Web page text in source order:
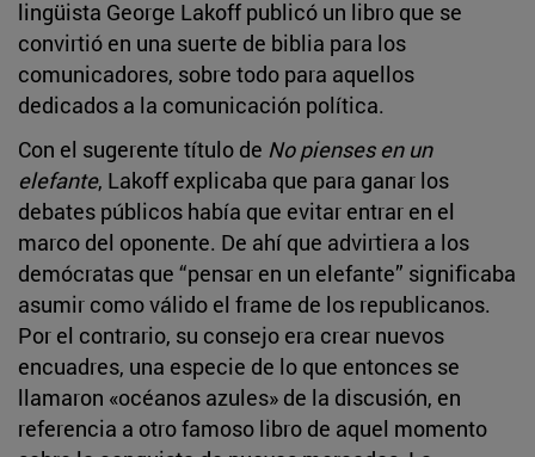
lingüista George Lakoff publicó un libro que se
convirtió en una suerte de biblia para los
comunicadores, sobre todo para aquellos
dedicados a la comunicación política.
Con el sugerente título de No pienses en un
elefante, Lakoff explicaba que para ganar los
debates públicos había que evitar entrar en el
marco del oponente. De ahí que advirtiera a los
demócratas que “pensar en un elefante” significaba
asumir como válido el frame de los republicanos.
Por el contrario, su consejo era crear nuevos
encuadres, una especie de lo que entonces se
llamaron «océanos azules» de la discusión, en
referencia a otro famoso libro de aquel momento